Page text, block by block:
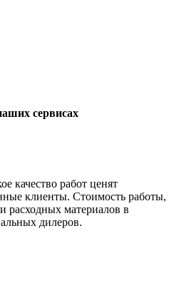
сервисах
качество работ ценят
клиенты. Стоимость работы,
расходных материалов в
дилеров.